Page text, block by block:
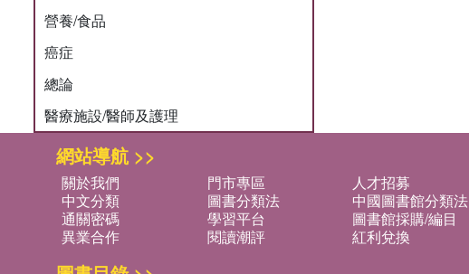
營養/食品
癌症
總論
醫療施設/醫師及護理
網站導航 >>
關於我們 門市專區 人才招募
中文分類
圖書分類法 中國圖書館分類法
通關密碼
學習平台 圖書館採購/編目
異業合作
閱讀潮評 紅利兌換